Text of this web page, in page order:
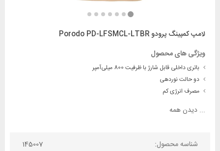
لامپ کمپینگ پرودو Porodo PD-LFSMCL-LTBR
ویژگی های محصول
باتری داخلی قابل شارژ با ظرفیت 800 میلی‌آمپر
دو حالت نوردهی
مصرف انرژی کم
... دیدن همه
شناسه محصول: 145007